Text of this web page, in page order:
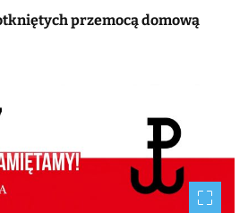
przemocą domową